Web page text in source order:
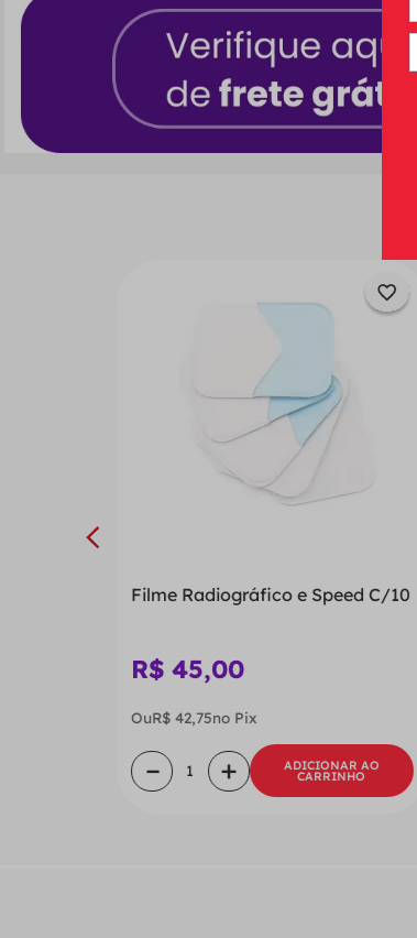
Filme Radiográfico e Speed C/10
R$ 45,00
OuR$ 42,75no Pix
＋
－ ADICIONAR AO
CARRINHO